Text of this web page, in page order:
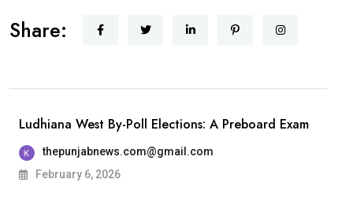
ਦੀ
ਗੋਲਡਨ
Share:
Ludhiana West By-Poll Elections: A Preboard Exam
thepunjabnews.com@gmail.com
February 6, 2026